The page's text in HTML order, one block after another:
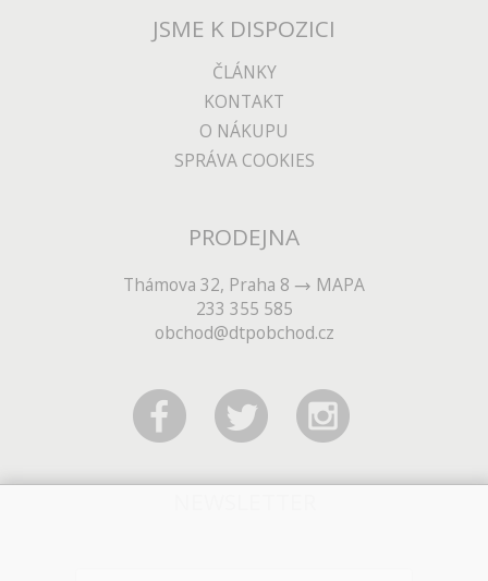
JSME K DISPOZICI
ČLÁNKY
KONTAKT
O NÁKUPU
SPRÁVA COOKIES
PRODEJNA
Thámova 32, Praha 8
MAPA
233 355 585
obchod@dtpobchod.cz